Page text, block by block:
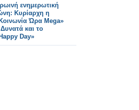
ενημερωτική
Κυρίαρχη η
Ώρα Mega»
και το
Day»